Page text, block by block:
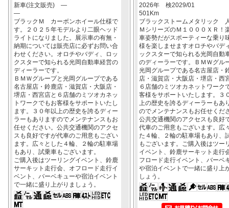
新車(注文販売) ―
―
ブラックＭ カーボンホイール仕様で
す。２０２５年モデルより二眼ヘッド
ライトになりました。展示車の有無・
納期については販売店に必ずお問い合
わせください。オロチやバディ、ロッ
クスターで知られる光岡自動車経営の
ディーラーです。
ＢＭＷグループと光岡グループである
名古屋店・鈴鹿店・滋賀店・大阪店・
堺店・西宮店と６店舗のミツオカネッ
トワークでもお客様をサポートいたし
ます。３０年以上の歴史を誇るディー
ラーもありますのでメンテナンスもお
任せください。公共交通機関のアクセ
スも良好ですが代車のご用意もござい
ます。広々とした４輪、２輪の駐車場
もあり、試乗車もございます。
ご購入後はツーリングイベント、鈴鹿
サーキット走行会、オフロード走行イ
ベント、バーベキューや宿泊イベント
で一緒に盛り上がりましょう。
2026年 検2029/01
501Km
ブラックストームメタリック
ＭシリーズのＭ１０００ＸＲ！
車姿勢だがスポーティーな乗り
様を楽しませますオロチやバデ
ックスターで知られる光岡自動
のディーラーです。ＢＭＷグル
光岡グループである名古屋店・
店・滋賀店・大阪店・堺店・西
６店舗のミツオカネットワーク
客様をサポートいたします。３
上の歴史を誇るディーラーもあ
のでメンテナンスもお任せくだ
公共交通機関のアクセスも良好
代車のご用意もございます。広
た４輪、２輪の駐車場もあり、
もございます。ご購入後はツー
イベント、鈴鹿サーキット走行
フロード走行イベント、バーベ
や宿泊イベントで一緒に盛り上
しょう。